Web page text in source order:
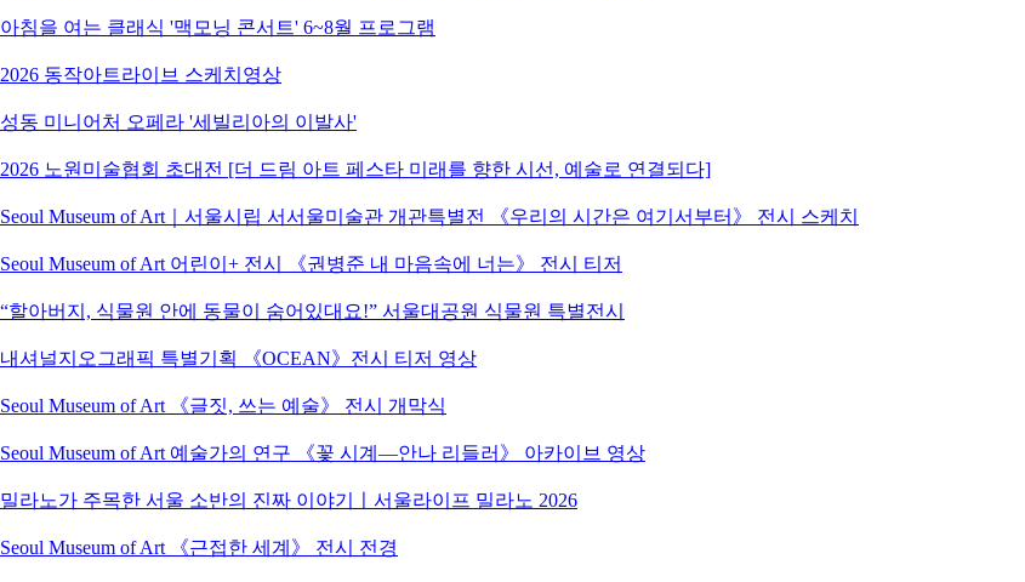
아침을 여는 클래식 '맥모닝 콘서트' 6~8월 프로그램
2026 동작아트라이브 스케치영상
성동 미니어처 오페라 '세빌리아의 이발사'
2026 노원미술협회 초대전 [더 드림 아트 페스타 미래를 향한 시선, 예술로 연결되다]
Seoul Museum of Art｜서울시립 서서울미술관 개관특별전 《우리의 시간은 여기서부터》 전시 스케치
Seoul Museum of Art 어린이+ 전시 《권병준 내 마음속에 너는》 전시 티저
“할아버지, 식물원 안에 동물이 숨어있대요!” 서울대공원 식물원 특별전시
내셔널지오그래픽 특별기획 《OCEAN》전시 티저 영상
Seoul Museum of Art 《글짓, 쓰는 예술》 전시 개막식
Seoul Museum of Art 예술가의 연구 《꽃 시계―안나 리들러》 아카이브 영상
밀라노가 주목한 서울 소반의 진짜 이야기ㅣ서울라이프 밀라노 2026
Seoul Museum of Art 《근접한 세계》 전시 전경